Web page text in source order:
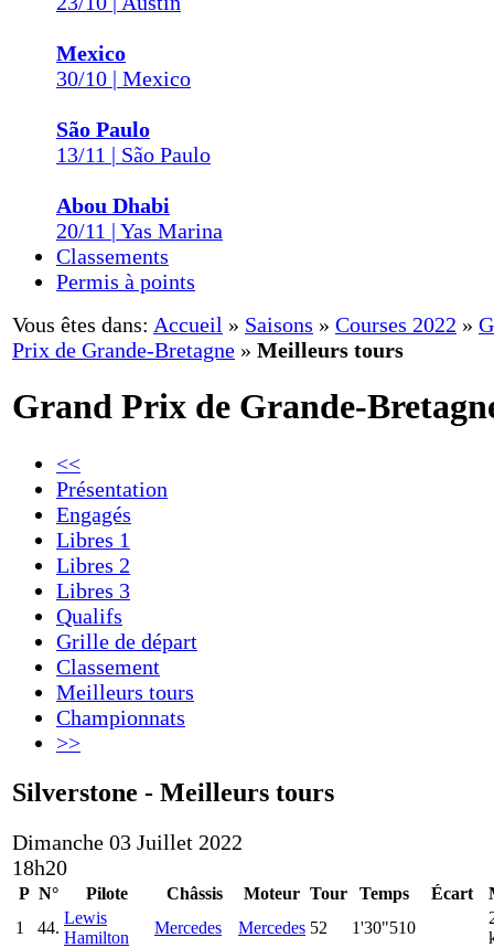
Mexico
30/10 | Mexico
São Paulo
13/11 | São Paulo
Abou Dhabi
20/11 | Yas Marina
Classements
Permis à points
Vous êtes dans: Accueil » Saisons » Courses 2022 »
Prix de Grande-Bretagne » Meilleurs tours
Grand Prix de Grande-
<<
Présentation
Engagés
Libres 1
Libres 2
Libres 3
Qualifs
Grille de départ
Classement
Meilleurs tours
Championnats
>>
Silverstone - Meilleurs tours
Dimanche 03 Juillet 2022
18h20
P N° Pilote Châssis Moteur Tour Temps Écart
1
44.
Lewis
Hamilton
Mercedes Mercedes 52 1'30"510